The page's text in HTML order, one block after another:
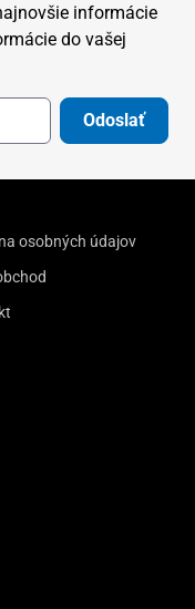
informácie
do vašej
Odoslať
osobných údajov